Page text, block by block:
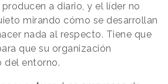
a diario, y el líder no
mirando cómo se desarrollan
nada al respecto. Tiene que
que su organización
del entorno.